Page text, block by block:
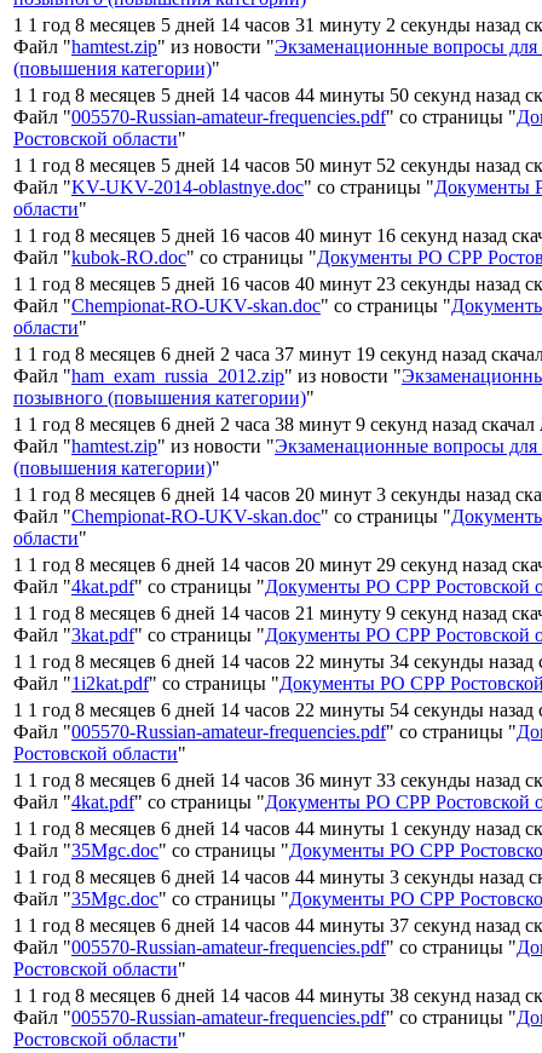
1 1 год 8 месяцев 5 дней 14 часов 31 минуту 2 секунды назад
Файл "hamtest.zip" из новости "Экзаменационные вопросы
(повышения категории)"
1 1 год 8 месяцев 5 дней 14 часов 44 минуты 50 секунд назад
Файл "005570-Russian-amateur-frequencies.pdf" со страницы "
Ростовской области"
1 1 год 8 месяцев 5 дней 14 часов 50 минут 52 секунды назад
Файл "KV-UKV-2014-oblastnye.doc" со страницы "Документы
области"
1 1 год 8 месяцев 5 дней 16 часов 40 минут 16 секунд назад
Файл "kubok-RO.doc" со страницы "Документы РО СРР
1 1 год 8 месяцев 5 дней 16 часов 40 минут 23 секунды назад
Файл "Chempionat-RO-UKV-skan.doc" со страницы "
области"
1 1 год 8 месяцев 6 дней 2 часа 37 минут 19 секунд назад
Файл "ham_exam_russia_2012.zip" из новости "
позывного (повышения категории)"
1 1 год 8 месяцев 6 дней 2 часа 38 минут 9 секунд назад скачал
Файл "hamtest.zip" из новости "Экзаменационные вопросы
(повышения категории)"
1 1 год 8 месяцев 6 дней 14 часов 20 минут 3 секунды назад
Файл "Chempionat-RO-UKV-skan.doc" со страницы "
области"
1 1 год 8 месяцев 6 дней 14 часов 20 минут 29 секунд назад
Файл "4kat.pdf" со страницы "Документы РО СРР Ростовской
1 1 год 8 месяцев 6 дней 14 часов 21 минуту 9 секунд назад
Файл "3kat.pdf" со страницы "Документы РО СРР Ростовской
1 1 год 8 месяцев 6 дней 14 часов 22 минуты 34 секунды назад
Файл "1i2kat.pdf" со страницы "Документы РО СРР
1 1 год 8 месяцев 6 дней 14 часов 22 минуты 54 секунды назад
Файл "005570-Russian-amateur-frequencies.pdf" со страницы "
Ростовской области"
1 1 год 8 месяцев 6 дней 14 часов 36 минут 33 секунды назад
Файл "4kat.pdf" со страницы "Документы РО СРР Ростовской
1 1 год 8 месяцев 6 дней 14 часов 44 минуты 1 секунду назад
Файл "35Mgc.doc" со страницы "Документы РО СРР
1 1 год 8 месяцев 6 дней 14 часов 44 минуты 3 секунды назад
Файл "35Mgc.doc" со страницы "Документы РО СРР
1 1 год 8 месяцев 6 дней 14 часов 44 минуты 37 секунд назад
Файл "005570-Russian-amateur-frequencies.pdf" со страницы "
Ростовской области"
1 1 год 8 месяцев 6 дней 14 часов 44 минуты 38 секунд назад
Файл "005570-Russian-amateur-frequencies.pdf" со страницы "
Ростовской области"